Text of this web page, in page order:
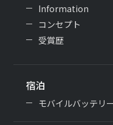
Information
コンセプト
受賞歴
宿泊
モバイルバッテリ